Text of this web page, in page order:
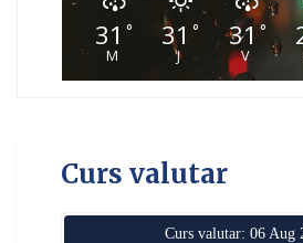
31 °
M
31°
J
31°
V
Curs valutar
Curs valutar: 06 Aug